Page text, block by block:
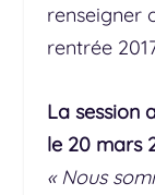
renseigner
rentrée
La session
le 20 mars
« Nous